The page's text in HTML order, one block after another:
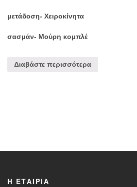
μετάδοση- Χειροκίνητα
σασμάν- Μούρη κομπλέ
Διαβάστε περισσότερα
Η ΕΤΑΙΡΊΑ